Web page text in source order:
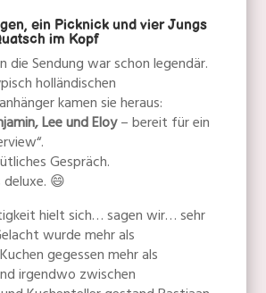
ein Picknick und vier Jungs
im Kopf
die Sendung war schon legendär.
holländischen
kamen sie heraus:
Lee und Eloy– bereit für ein
Gespräch.
deluxe. 😄
hielt sich… sagen wir… sehr
wurde mehr als
gegessen mehr als
irgendwo zwischen